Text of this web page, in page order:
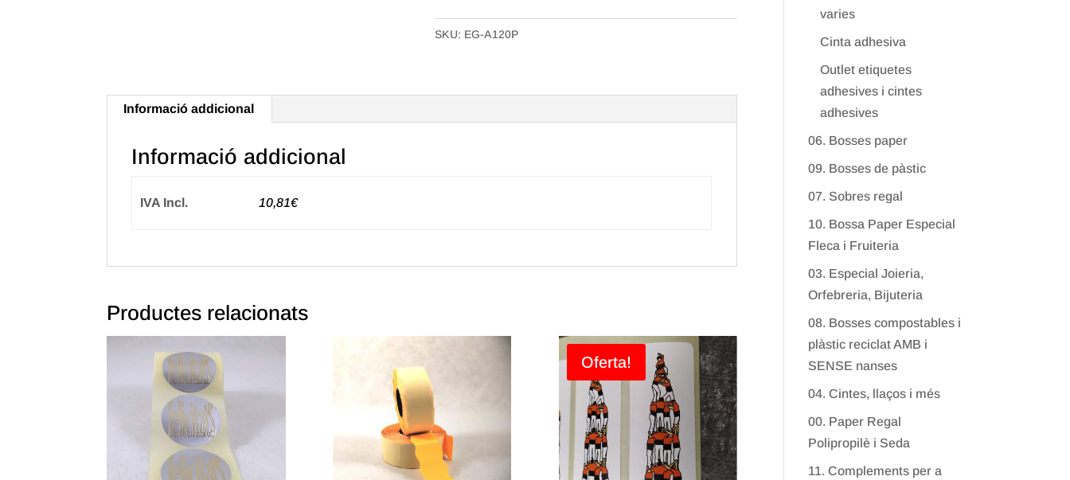
Adhesiva
"Felicitats"
SKU: EG-A120P
Informació addicional
Informació addicional
IVA Incl. 10,81€
Productes relacionats
Oferta!
varies
Cinta adhesiva
Outlet etiquetes
adhesives i cintes
adhesives
06. Bosses paper
09. Bosses de pàstic
07. Sobres regal
10. Bossa Paper Especial
Fleca i Fruiteria
03. Especial Joieria,
Orfebreria, Bijuteria
08. Bosses compostables i
plàstic reciclat AMB i
SENSE nanses
04. Cintes, llaços i més
00. Paper Regal
Polipropilè i Seda
11. Complements per a